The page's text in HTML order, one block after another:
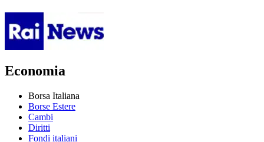
Economia
Borsa Italiana
Borse Estere
Cambi
Diritti
Fondi italiani